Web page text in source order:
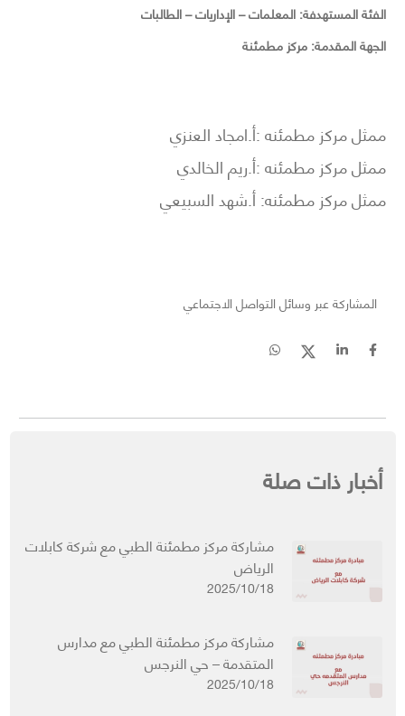
الفئة المستهدفة: المعلمات – الإداريات – الطالبات
الجهة المقدمة: مركز مطمئنة
ممثل مركز مطمئنه :أ.امجاد العنزي
ممثل مركز مطمئنه :أ.ريم الخالدي
ممثل مركز مطمئنه: أ.شهد السبيعي
المشاركة عبر وسائل التواصل الاجتماعي
أخبار ذات صلة
مشاركة مركز مطمئنة الطبي مع شركة كابلات
الرياض
2025/10/18
مشاركة مركز مطمئنة الطبي مع مدارس
المتقدمة – حي النرجس
2025/10/18